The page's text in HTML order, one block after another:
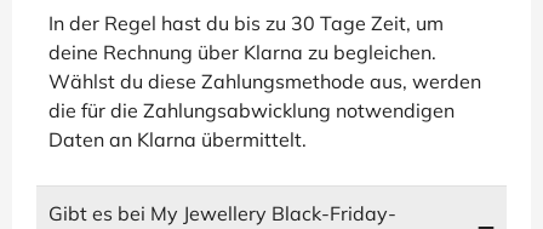
In der Regel hast du bis zu 30 Tage Zeit, um
deine Rechnung über Klarna zu begleichen.
Wählst du diese Zahlungsmethode aus, werden
die für die Zahlungsabwicklung notwendigen
Daten an Klarna übermittelt.
Gibt es bei My Jewellery Black-Friday-